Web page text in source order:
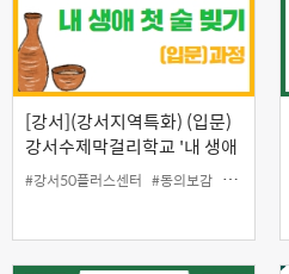
[강서](강서지역특화) (입문)
강서수제막걸리학교 '내 생애
첫술빚기'
#강서50플러스센터 #동의보감 #막걸리